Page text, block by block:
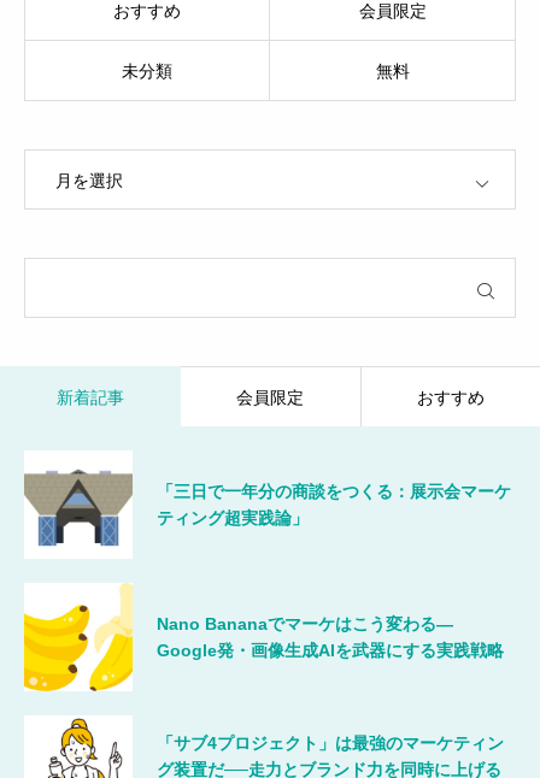
おすすめ 会員限定
未分類 無料
新着記事 会員限定 おすすめ
「三日で一年分の商談をつくる：展示会マーケ
ティング超実践論」
Nano Bananaでマーケはこう変わる―
Google発・画像生成AIを武器にする実践戦略
「サブ4プロジェクト」は最強のマーケティン
グ装置だ──走力とブランド力を同時に上げる